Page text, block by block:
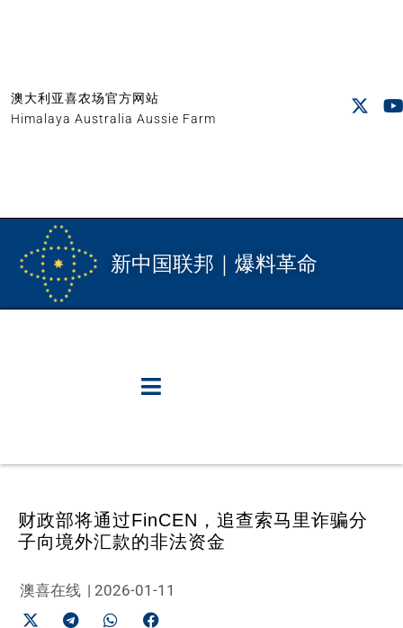
澳大利亚喜农场官方网站
Himalaya Australia Aussie Farm
新中国联邦｜爆料革命
财政部将通过FinCEN，追查索马里诈骗分
子向境外汇款的非法资金
澳喜在线 | 2026-01-11